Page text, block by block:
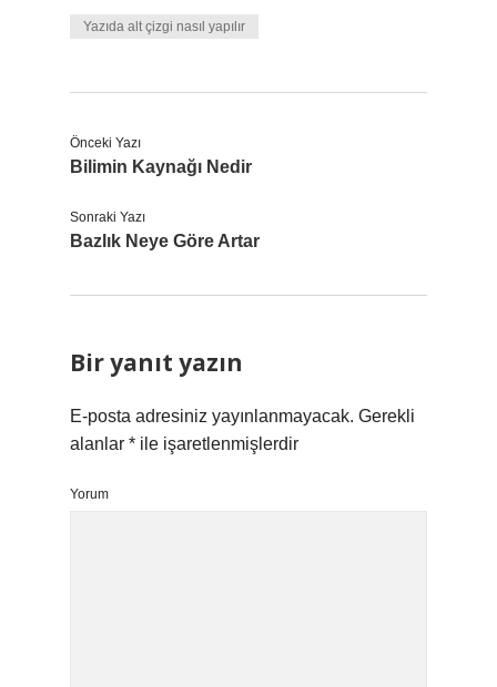
Yazıda alt çizgi nasıl yapılır
Önceki Yazı
Bilimin Kaynağı Nedir
Sonraki Yazı
Bazlık Neye Göre Artar
Bir yanıt yazın
E-posta adresiniz yayınlanmayacak. Gerekli
alanlar * ile işaretlenmişlerdir
Yorum